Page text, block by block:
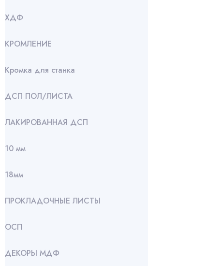
ХДФ
КРОМЛЕНИЕ
Кромка для станка
ДСП ПОЛ/ЛИСТА
ЛАКИРОВАННАЯ ДСП
10 мм
18мм
ПРОКЛАДОЧНЫЕ ЛИСТЫ
ОСП
ДЕКОРЫ МДФ